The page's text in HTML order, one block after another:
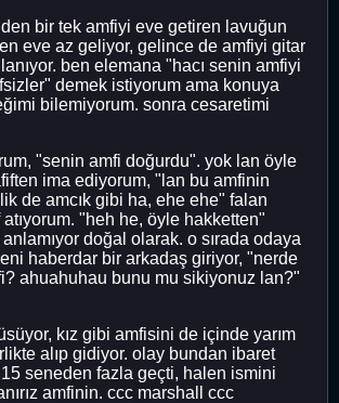
bir tek amfiyi eve getiren lavuğun
eve az geliyor, gelince de amfiyi gitar
ben elemana "hacı senin amfiyi
demek istiyorum ama konuya
bilemiyorum. sonra cesaretimi
"senin amfi doğurdu". yok lan öyle
ima ediyorum, "lan bu amfinin
de amcık gibi ha, ehe ehe" falan
"heh he, öyle hakketten"
doğal olarak. o sırada odaya
haberdar bir arkadaş giriyor, "nerde
ahuahuhau bunu mu sikiyonuz lan?"
kız gibi amfisini de içinde yarım
alıp gidiyor. olay bundan ibaret
seneden fazla geçti, halen ismini
amfinin. ccc marshall ccc